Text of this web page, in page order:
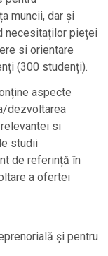
muncii, dar și
necesitaților pieței
si orientare
(300 studenți).
aspecte
dezvoltarea
si
studii
de referință în
a ofertei
și pentru